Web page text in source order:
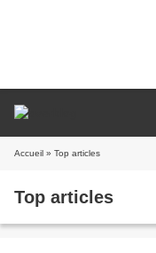
Accueil » Top articles
Top articles